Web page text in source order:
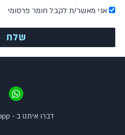
אני מאשר/ת לקבל חומר פרסומי
דברו איתנו ב - Whatsapp